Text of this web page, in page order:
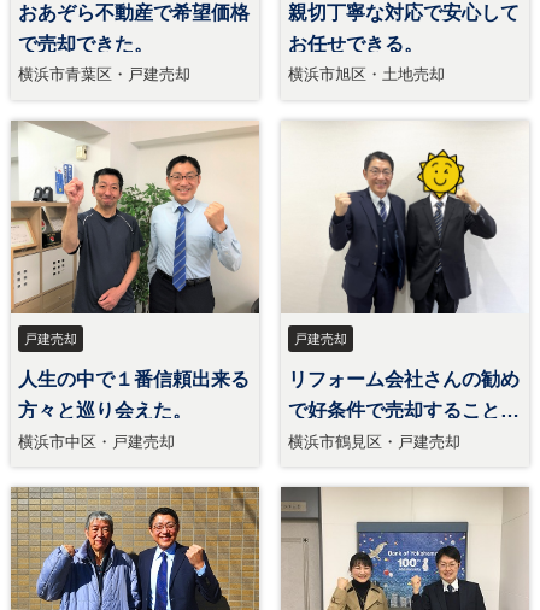
おあぞら不動産で希望価格
で売却できた。
横浜市青葉区・戸建売却
親切丁寧な対応で安心して
お任せできる。
横浜市旭区・土地売却
戸建売却
人生の中で１番信頼出来る
方々と巡り会えた。
横浜市中区・戸建売却
戸建売却
リフォーム会社さんの勧め
で好条件で売却することが
出来た。
横浜市鶴見区・戸建売却